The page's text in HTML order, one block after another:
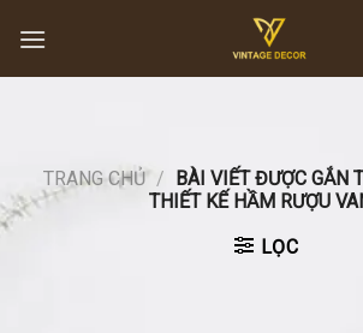
content
TRANG CHỦ /
BÀI VIẾT ĐƯỢC GẮN
THIẾT KẾ HẦM RƯỢU
LỌC